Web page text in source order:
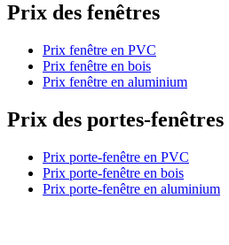
Prix des fenêtres
Prix fenêtre en PVC
Prix fenêtre en bois
Prix fenêtre en aluminium
Prix des portes-fenêtres
Prix porte-fenêtre en PVC
Prix porte-fenêtre en bois
Prix porte-fenêtre en aluminium